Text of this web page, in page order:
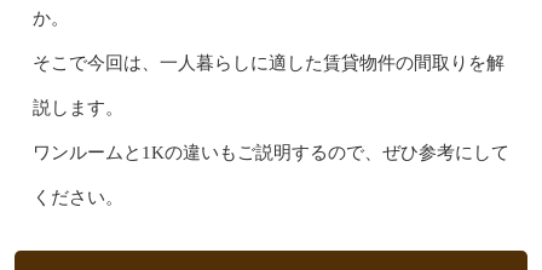
か。
そこで今回は、一人暮らしに適した賃貸物件の間取りを解
説します。
ワンルームと1Kの違いもご説明するので、ぜひ参考にして
ください。